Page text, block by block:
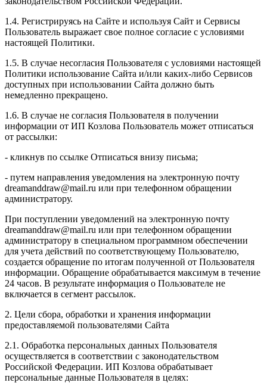
1.4. Регистрируясь на Сайте и используя Сайт и Сервисы
Пользователь выражает свое полное согласие с условиями
настоящей Политики.
1.5. В случае несогласия Пользователя с условиями настоящей
Политики использование Сайта и/или каких-либо Сервисов
доступных при использовании Сайта должно быть
немедленно прекращено.
1.6. В случае не согласия Пользователя в получении
информации от ИП Козлова Пользователь может отписаться
от рассылки:
- кликнув по ссылке Отписаться внизу письма;
- путем направления уведомления на электронную почту
dreamanddraw@mail.ru или при телефонном обращении
администратору.
При поступлении уведомлений на электронную почту
dreamanddraw@mail.ru или при телефонном обращении
администратору в специальном программном обеспечении
для учета действий по соответствующему Пользователю,
создается обращение по итогам полученной от Пользователя
информации. Обращение обрабатывается максимум в течение
24 часов. В результате информация о Пользователе не
включается в сегмент рассылок.
2. Цели сбора, обработки и хранения информации
предоставляемой пользователями Сайта
2.1. Обработка персональных данных Пользователя
осуществляется в соответствии с законодательством
Российской Федерации. ИП Козловa обрабатывает
персональные данные Пользователя в целях: